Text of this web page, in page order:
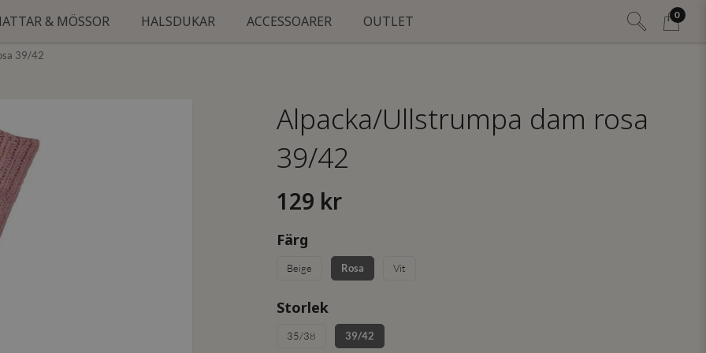
0
& MÖSSOR HALSDUKAR ACCESSOARER OUTLET
39/42
Alpacka/Ullstrumpa dam rosa
39/42
129 kr
Färg
Beige Rosa Vit
Storlek
35/38 39/42